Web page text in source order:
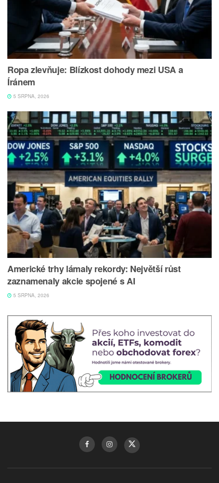
Ropa zlevňuje: Blízkost dohody mezi USA a
Íránem
5 SRPNA, 2026
Americké trhy lámaly rekordy: Největší růst
zaznamenaly akcie spojené s AI
5 SRPNA, 2026